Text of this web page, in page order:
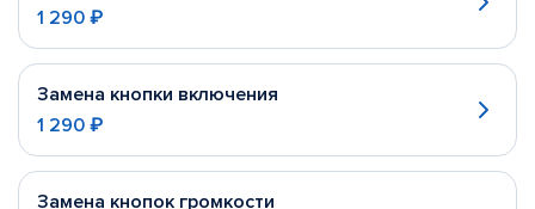
1 290 ₽
Замена кнопки включения
1 290 ₽
Замена кнопок громкости